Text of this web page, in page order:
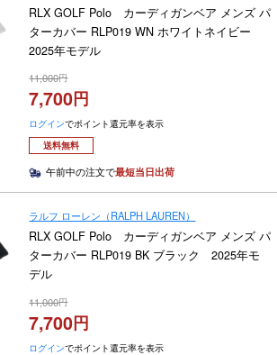
RLX GOLF Polo カーディガンベア メンズ パ
ターカバー RLP019 WN ホワイトネイビー
2025年モデル
11,000
7,700
ログインでポイント還元率を表示
送料無料
午前中の注文で最短当日出荷
ラルフ ローレン（RALPH LAUREN）
RLX GOLF Polo カーディガンベア メンズ パ
ターカバー RLP019 BK ブラック 2025年モ
デル
11,000
7,700
ログインでポイント還元率を表示